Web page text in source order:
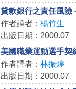
貸款銀行之責任風險
作者譯者： 楊竹生
出版日期：2000.07
美國職業運動選手契
作者譯者： 林振煌
出版日期：2000.07